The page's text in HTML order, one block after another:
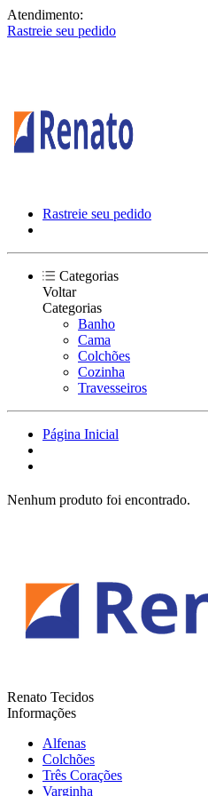
Atendimento:
Rastreie seu pedido
Rastreie seu pedido
Categorias
Voltar
Categorias
Banho
Cama
Colchões
Cozinha
Travesseiros
Página Inicial
Nenhum produto foi encontrado.
Renato Tecidos
Informações
Alfenas
Colchões
Três Corações
Varginha